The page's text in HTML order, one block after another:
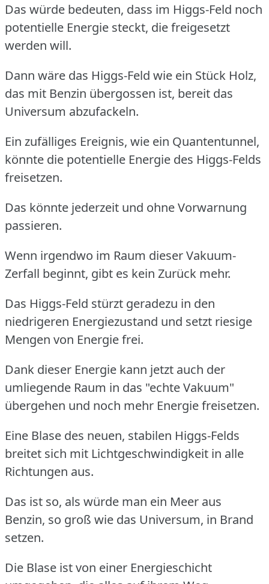
Das würde bedeuten, dass im Higgs-Feld noch
potentielle Energie steckt, die freigesetzt
werden will.
Dann wäre das Higgs-Feld wie ein Stück Holz,
das mit Benzin übergossen ist, bereit das
Universum abzufackeln.
Ein zufälliges Ereignis, wie ein Quantentunnel,
könnte die potentielle Energie des Higgs-Felds
freisetzen.
Das könnte jederzeit und ohne Vorwarnung
passieren.
Wenn irgendwo im Raum dieser Vakuum-
Zerfall beginnt, gibt es kein Zurück mehr.
Das Higgs-Feld stürzt geradezu in den
niedrigeren Energiezustand und setzt riesige
Mengen von Energie frei.
Dank dieser Energie kann jetzt auch der
umliegende Raum in das "echte Vakuum"
übergehen und noch mehr Energie freisetzen.
Eine Blase des neuen, stabilen Higgs-Felds
breitet sich mit Lichtgeschwindigkeit in alle
Richtungen aus.
Das ist so, als würde man ein Meer aus
Benzin, so groß wie das Universum, in Brand
setzen.
Die Blase ist von einer Energieschicht